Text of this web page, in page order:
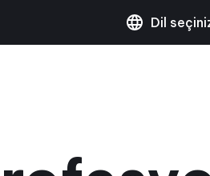
Dil